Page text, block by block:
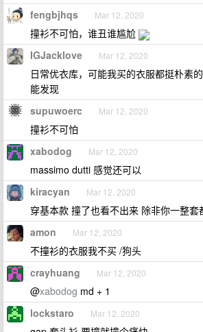
fengbjhqs Mar 12, 2020
撞衫不可怕，谁丑谁尴尬
IGJacklove Mar 12, 2020
日常优衣库，可能我买的衣服都挺朴素
能发现
supuwoerc Mar 12, 2020
撞衫不可怕
xabodog Mar 12, 2020
massimo dutti 感觉还可以
kiracyan Mar 12, 2020
穿基本款 撞了也看不出来 除非你一整套
amon Mar 12, 2020
不撞衫的衣服我不买 /狗头
crayhuang Mar 12, 2020
@xabodog md + 1
lockstaro Mar 12, 2020